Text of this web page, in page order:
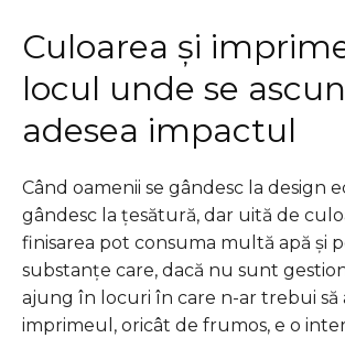
Culoarea și
locul unde se
adesea impactul
Când oamenii se gândesc la design
gândesc la țesătură, dar uită de
finisarea pot consuma multă apă și
substanțe care, dacă nu sunt
ajung în locuri în care n-ar trebui să
imprimeul, oricât de frumos, e o